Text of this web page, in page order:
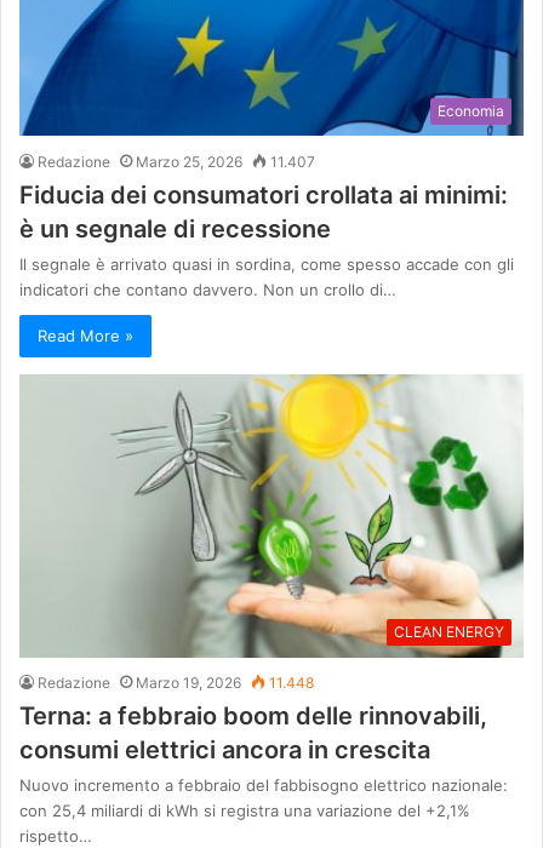
Economia
Redazione Marzo 25, 2026 11.407
Fiducia dei consumatori crollata ai minimi:
è un segnale di recessione
Il segnale è arrivato quasi in sordina, come spesso accade con gli
indicatori che contano davvero. Non un crollo di…
Read More »
CLEAN ENERGY
Redazione Marzo 19, 2026 11.448
Terna: a febbraio boom delle rinnovabili,
consumi elettrici ancora in crescita
Nuovo incremento a febbraio del fabbisogno elettrico nazionale:
con 25,4 miliardi di kWh si registra una variazione del +2,1%
rispetto…